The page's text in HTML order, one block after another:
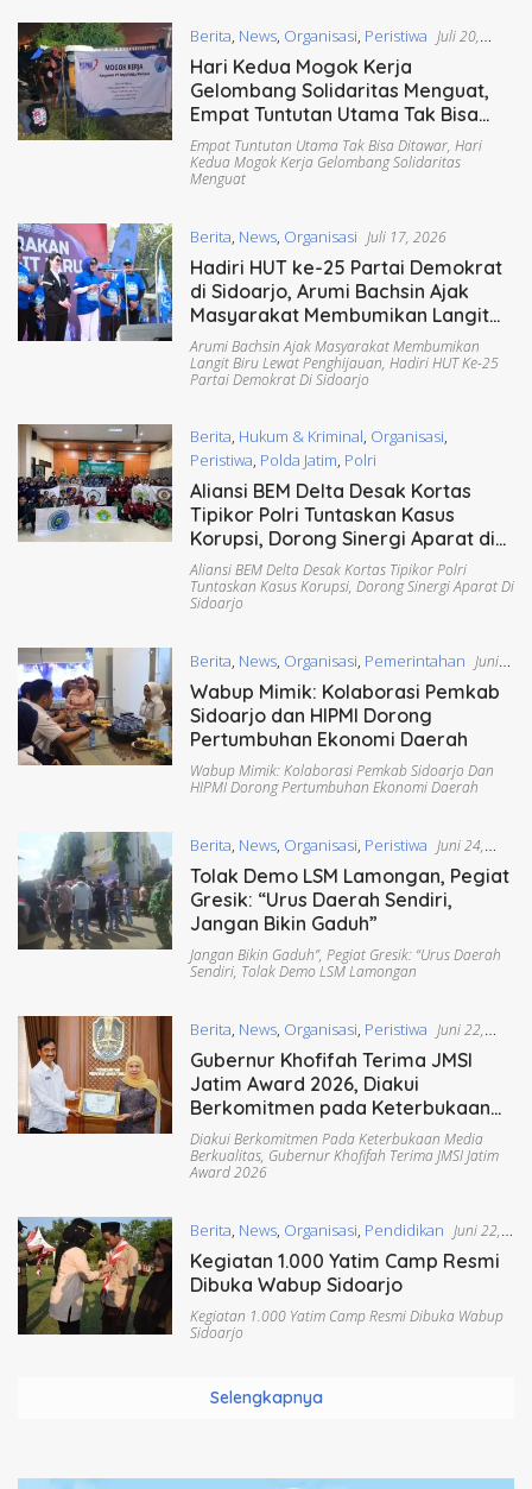
Berita, News, Organisasi, Peristiwa Juli 20,
2026
Hari Kedua Mogok Kerja
Gelombang Solidaritas Menguat,
Empat Tuntutan Utama Tak Bisa
Ditawar
Empat Tuntutan Utama Tak Bisa Ditawar, Hari
Kedua Mogok Kerja Gelombang Solidaritas
Menguat
Berita, News, Organisasi Juli 17, 2026
Hadiri HUT ke-25 Partai Demokrat
di Sidoarjo, Arumi Bachsin Ajak
Masyarakat Membumikan Langit
Biru lewat Penghijauan
Arumi Bachsin Ajak Masyarakat Membumikan
Langit Biru Lewat Penghijauan, Hadiri HUT Ke-25
Partai Demokrat Di Sidoarjo
Berita, Hukum & Kriminal, Organisasi,
Peristiwa, Polda Jatim, Polri
Juli 11, 2026
Aliansi BEM Delta Desak Kortas
Tipikor Polri Tuntaskan Kasus
Korupsi, Dorong Sinergi Aparat di
Sidoarjo
Aliansi BEM Delta Desak Kortas Tipikor Polri
Tuntaskan Kasus Korupsi, Dorong Sinergi Aparat Di
Sidoarjo
Berita, News, Organisasi, Pemerintahan Juni
26, 2026
Wabup Mimik: Kolaborasi Pemkab
Sidoarjo dan HIPMI Dorong
Pertumbuhan Ekonomi Daerah
Wabup Mimik: Kolaborasi Pemkab Sidoarjo Dan
HIPMI Dorong Pertumbuhan Ekonomi Daerah
Berita, News, Organisasi, Peristiwa Juni 24,
2026
Tolak Demo LSM Lamongan, Pegiat
Gresik: “Urus Daerah Sendiri,
Jangan Bikin Gaduh”
Jangan Bikin Gaduh”, Pegiat Gresik: “Urus Daerah
Sendiri, Tolak Demo LSM Lamongan
Berita, News, Organisasi, Peristiwa Juni 22,
2026
Gubernur Khofifah Terima JMSI
Jatim Award 2026, Diakui
Berkomitmen pada Keterbukaan
Media Berkualitas
Diakui Berkomitmen Pada Keterbukaan Media
Berkualitas, Gubernur Khofifah Terima JMSI Jatim
Award 2026
Berita, News, Organisasi, Pendidikan Juni 22,
2026
Kegiatan 1.000 Yatim Camp Resmi
Dibuka Wabup Sidoarjo
Kegiatan 1.000 Yatim Camp Resmi Dibuka Wabup
Sidoarjo
Selengkapnya